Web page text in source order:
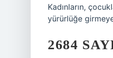
Kadınların,
yürürlüğe
2684